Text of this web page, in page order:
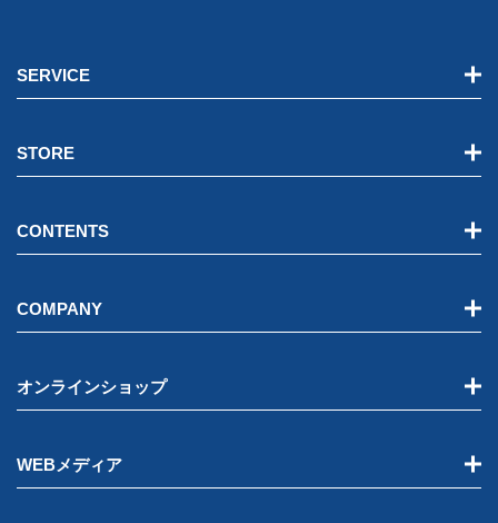
SERVICE
STORE
CONTENTS
COMPANY
オンラインショップ
WEBメディア